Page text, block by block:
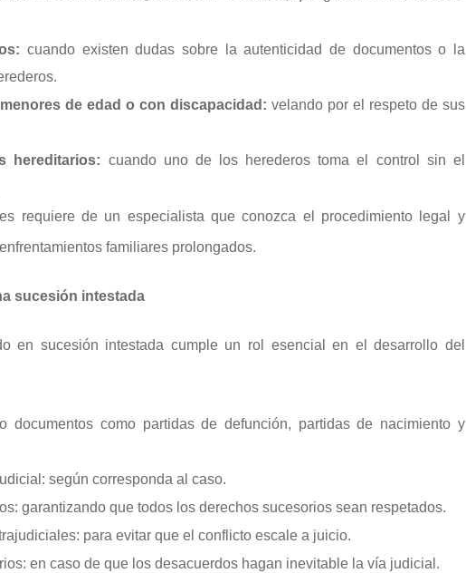
cuando existen dudas sobre la autenticidad de documentos o la
de edad o con discapacidad: velando por el respeto de sus
hereditarios: cuando uno de los herederos toma el control sin el
requiere de un especialista que conozca el procedimiento legal y
familiares prolongados.
sucesión intestada
en sucesión intestada cumple un rol esencial en el desarrollo del
documentos como partidas de defunción, partidas de nacimiento y
según corresponda al caso.
garantizando que todos los derechos sucesorios sean respetados.
para evitar que el conflicto escale a juicio.
en caso de que los desacuerdos hagan inevitable la vía judicial.